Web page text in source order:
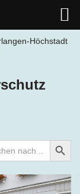
Höchstadt
Search Button